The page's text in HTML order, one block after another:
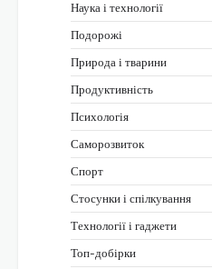
Наука і технології
Подорожі
Природа і тварини
Продуктивність
Психологія
Саморозвиток
Спорт
Стосунки і спілкування
Технології і гаджети
Топ-добірки